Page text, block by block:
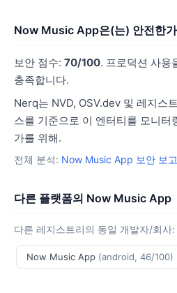
Now Music App은(는) 안전한
보안 점수: 70/100. 프로덕션 사용
충족합니다.
Nerq는 NVD, OSV.dev 및 레지스
스를 기준으로 이 엔터티를 모니터
가를 위해.
전체 분석: Now Music App 보안 보
다른 플랫폼의 Now Music App
다른 레지스트리의 동일 개발자/회사:
Now Music App (android, 46/100)